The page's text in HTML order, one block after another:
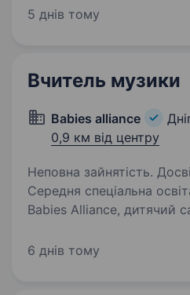
ви обожнюєте планувати,
5 днів тому
Вчитель музики
Babies alliance
0,9 км від центру
Неповна зайнятість.
Середня спеціальна освіта. Привіт!
Babies Alliance, дитячий
та любить відкривати
6 днів тому